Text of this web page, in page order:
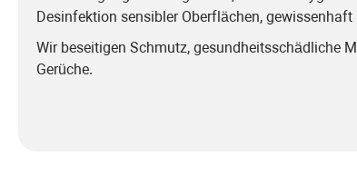
Desinfektion sensibler Oberflächen,
Wir beseitigen Schmutz, gesundheitsschädliche
Gerüche.